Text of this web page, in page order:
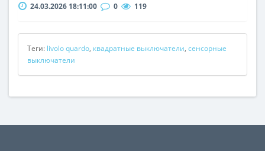
24.03.2026 18:11:00 0 119
Теги: livolo quardo, квадратные выключатели, сенсорные
выключатели